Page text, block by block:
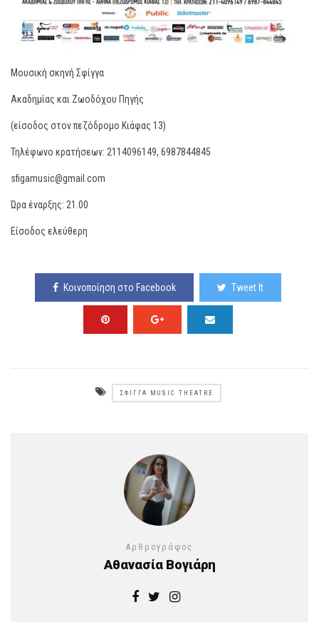
Μουσική σκηνή Σφίγγα
Ακαδημίας και Ζωοδόχου Πηγής
(είσοδος στον πεζόδρομο Κιάφας 13)
Τηλέφωνο κρατήσεων: 2114096149, 6987844845
sfigamusic@gmail.com
Ώρα έναρξης: 21.00
Είσοδος ελεύθερη
Κοινοποίηση στο Facebook Tweet It
ΣΦΊΓΓΑ MUSIC THEATRE
Αρθρογράφος
Αθανασία Βογιάρη